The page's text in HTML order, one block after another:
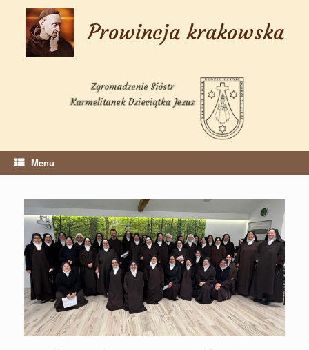
content
Prowincja krakowska
Menu